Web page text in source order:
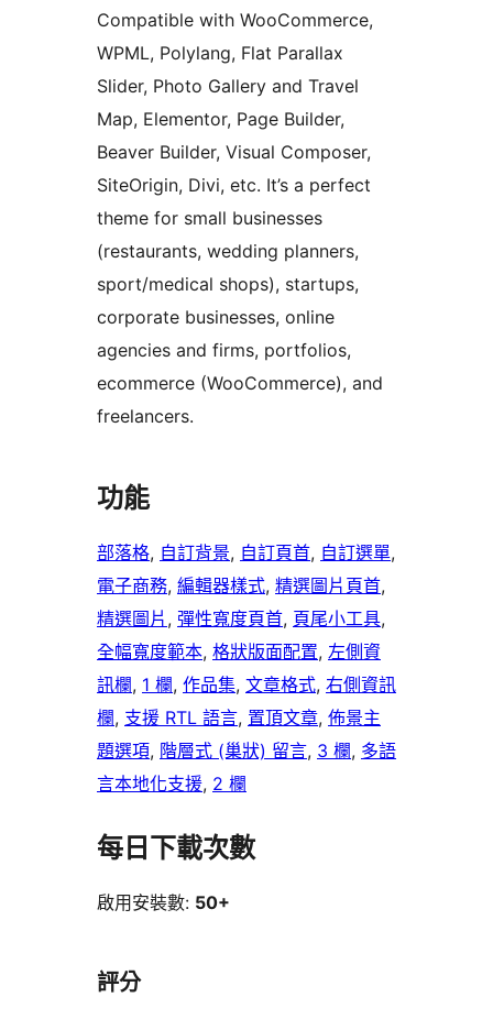
Compatible with WooCommerce,
WPML, Polylang, Flat Parallax
Slider, Photo Gallery and Travel
Map, Elementor, Page Builder,
Beaver Builder, Visual Composer,
SiteOrigin, Divi, etc. It’s a perfect
theme for small businesses
(restaurants, wedding planners,
sport/medical shops), startups,
corporate businesses, online
agencies and firms, portfolios,
ecommerce (WooCommerce), and
freelancers.
功能
部落格, 自訂背景, 自訂頁首, 自訂選單
電子商務, 編輯器樣式, 精選圖片頁首
精選圖片 , 彈性寬度頁首, 頁尾小工具
全幅寬度範本, 格狀版面配置, 左側資
訊欄, 1 欄, 作品集, 文章格式, 右側資訊
欄, 支援 RTL 語言, 置頂文章, 佈景主
題選項, 階層式 (巢狀) 留言, 3 欄, 多語
言本地化支援, 2 欄
每日下載次數
啟用安裝數: 50+
評分